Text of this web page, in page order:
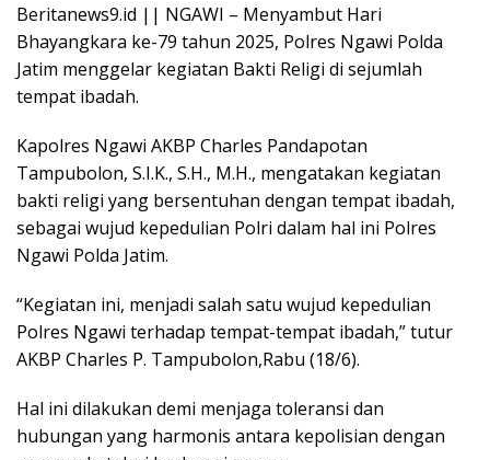
Beritanews9.id || NGAWI – Menyambut Hari
Bhayangkara ke-79 tahun 2025, Polres Ngawi Polda
Jatim menggelar kegiatan Bakti Religi di sejumlah
tempat ibadah.
Kapolres Ngawi AKBP Charles Pandapotan
Tampubolon, S.I.K., S.H., M.H., mengatakan kegiatan
bakti religi yang bersentuhan dengan tempat ibadah,
sebagai wujud kepedulian Polri dalam hal ini Polres
Ngawi Polda Jatim.
“Kegiatan ini, menjadi salah satu wujud kepedulian
Polres Ngawi terhadap tempat-tempat ibadah,” tutur
AKBP Charles P. Tampubolon,Rabu (18/6).
Hal ini dilakukan demi menjaga toleransi dan
hubungan yang harmonis antara kepolisian dengan